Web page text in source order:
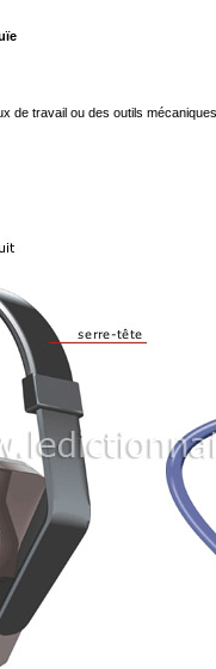
de travail ou des outils